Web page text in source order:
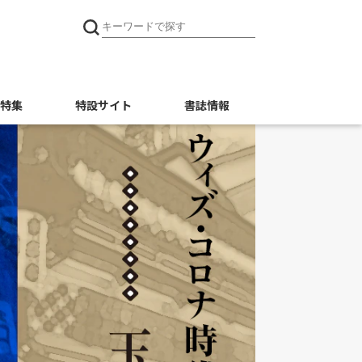
特集 特設サイト 書誌情報